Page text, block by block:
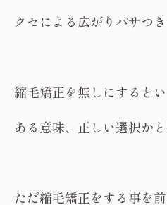
クセによる広がりパサつき
縮毛矯正を無しにすると
ある意味、正しい選択かと
ただ縮毛矯正をする事を